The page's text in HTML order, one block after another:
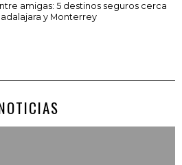
amigas: 5 destinos seguros cerca
y Monterrey